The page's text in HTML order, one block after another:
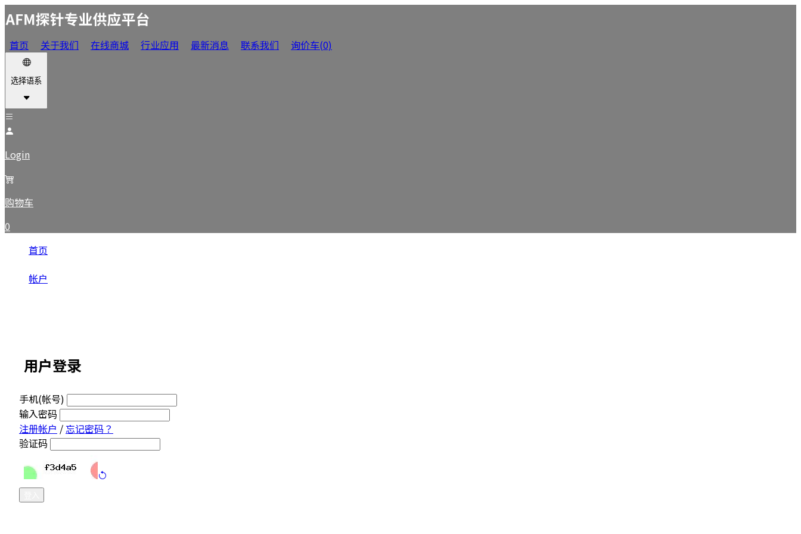
首页 关于我们 在线商城 行业应用 最新消息 联系我们 询价车(0)
选择语系
Login
购物车
0
首页
帐户
用户登录
手机(帐号)
输入密码
注册帐户 /忘记密码？
验证码